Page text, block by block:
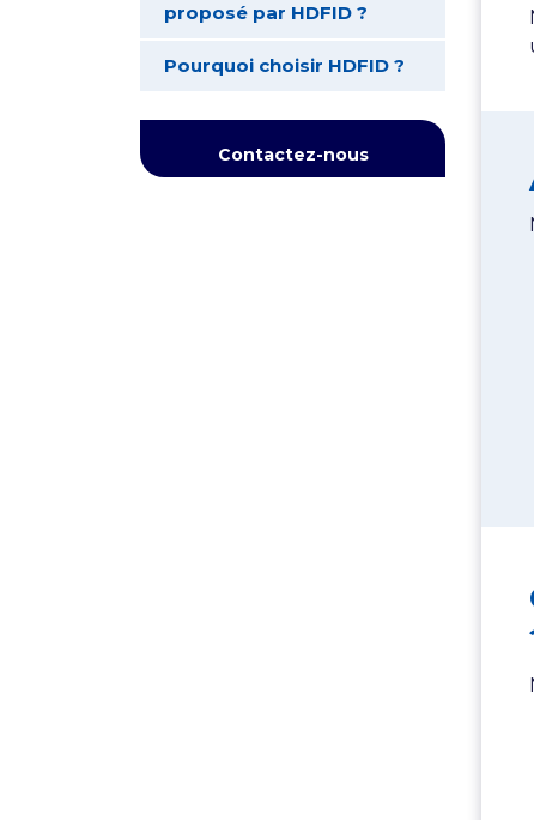
proposé par HDFID ?
Pourquoi choisir HDFID ?
Contactez-nous